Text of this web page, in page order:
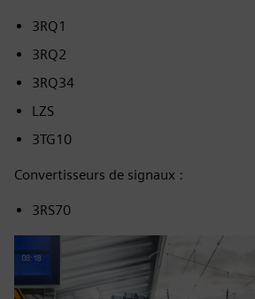
3RQ1
3RQ2
3RQ34
LZS
3TG10
Convertisseurs de signaux :
3RS70